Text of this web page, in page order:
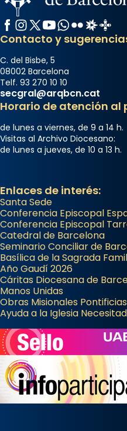
Facebook
Instagram
X / Twitter
YouTube
WhatsApp
FlickrRadio
Contacto y
C. del Bisbe, 5
08002 Barcelona
Telf. 93 270 10 10
secgral@arqbcn.cat
Horario de atención al
de lunes a viernes, de 9 a 14 h.
Visitas al Archivo Diocesano:
de lunes a jueves, de 10 a 13 h.
Enlaces de interés:
Santa Sede
Conferencia Episcopal
Conferencia Episcopal
Catedral de Barcelona
Seminario Conciliar de
Basílica de la Sagrada
Año Gaudí 2026
Cáritas Diocesana de
Manos Unidas
Obras Misionales Pontificias
Ayuda a la Iglesia